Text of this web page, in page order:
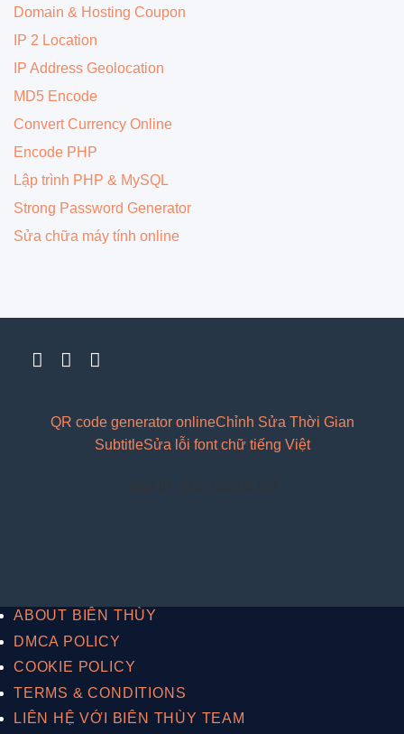
Domain & Hosting Coupon
IP 2 Location
IP Address Geolocation
MD5 Encode
Convert Currency Online
Encode PHP
Lập trình PHP & MySQL
Strong Password Generator
Sửa chữa máy tính online
QR code generator onlineChỉnh Sửa Thời Gian
SubtitleSửa lỗi font chữ tiếng Việt
ABOUT BIÊN THÙY
DMCA POLICY
COOKIE POLICY
TERMS & CONDITIONS
LIÊN HỆ VỚI BIÊN THÙY TEAM